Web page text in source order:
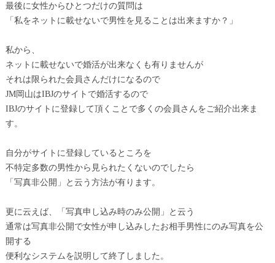
最後に女性からひとつだけの質問は
「私をネットに載せないで男性を見ることは出来ますか？」
私から、
ネットに載せないで婚活が出来なくも有りませんが
それは限られた会員さんだけになるので
JM岡山はIBJのサイトで婚活するので
IBJのサイトに登録して頂くことで多くの会員さんをご紹介出来ま
す。
自分がサイトに登録しているところを
不特定多数の男性から見られたくないのでしたら
「写真非公開」と云う方法が有ります。
更に云えば、「写真申し込み時のみ公開」と云う
通常は写真非公開で女性が申し込みしたお相手男性にのみ写真を公
開する
便利なシステムを説明して終了しました。